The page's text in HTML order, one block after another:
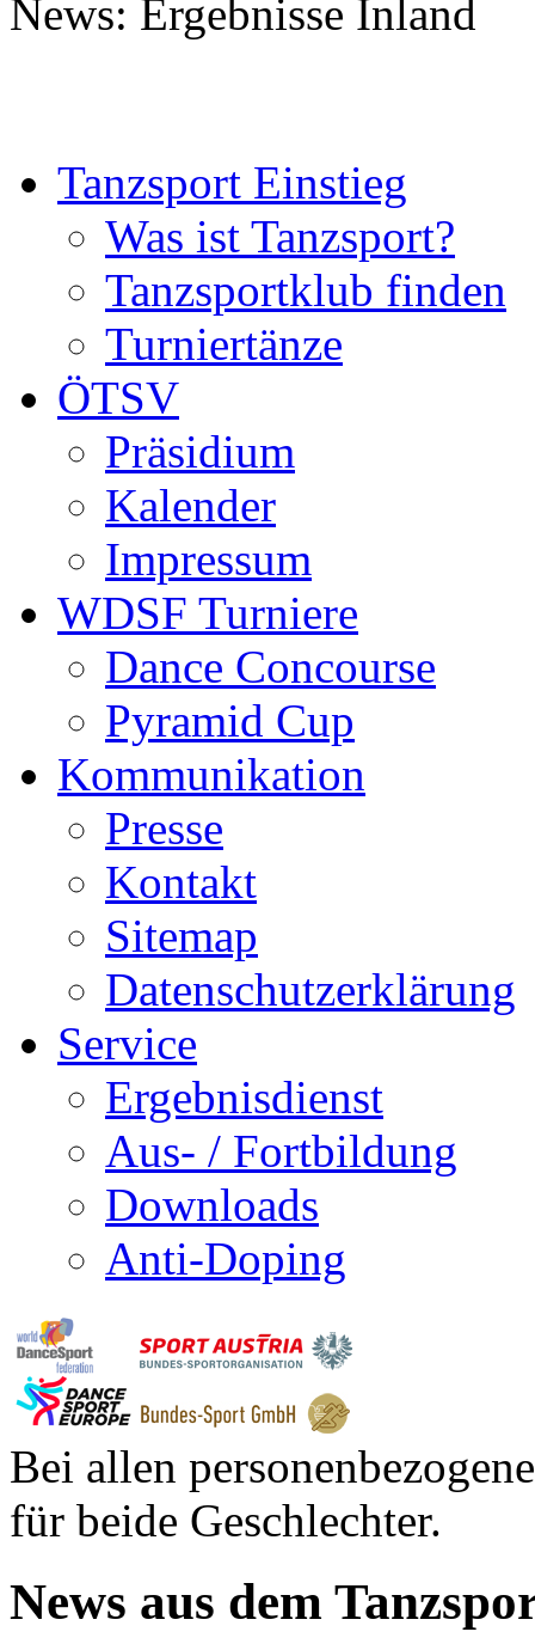
News: Ergebnisse Inland
Tanzsport Einstieg
Was ist Tanzsport?
Tanzsportklub finden
Turniertänze
ÖTSV
Präsidium
Kalender
Impressum
WDSF Turniere
Dance Concourse
Pyramid Cup
Kommunikation
Presse
Kontakt
Sitemap
Datenschutzerklärung
Service
Ergebnisdienst
Aus- / Fortbildung
Downloads
Anti-Doping
Bei allen
für beide Geschlechter.
News aus dem